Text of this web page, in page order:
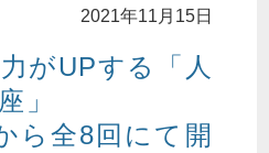
2021年11月15日
がUPする「人
」
ら全8回にて開